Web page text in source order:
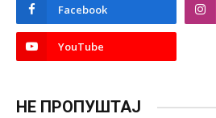
Facebook
YouTube
НЕ ПРОПУШТАЈ